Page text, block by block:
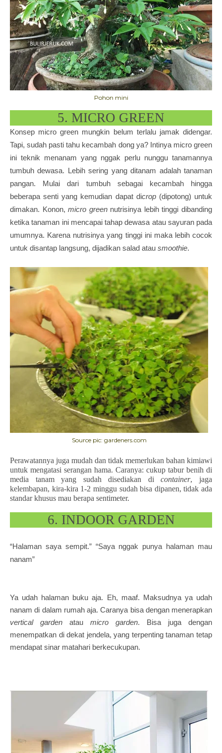
Pohon mini
5. MICRO GREEN
Konsep micro green mungkin belum terlalu jamak didengar.
Tapi, sudah pasti tahu kecambah dong ya? Intinya micro green
ini teknik menanam yang nggak perlu nunggu tanamannya
tumbuh dewasa. Lebih sering yang ditanam adalah tanaman
pangan. Mulai dari tumbuh sebagai kecambah hingga
beberapa senti yang kemudian dapat dicrop(dipotong) untuk
dimakan. Konon,micro greennutrisinya lebih tinggi dibanding
ketika tanaman ini mencapai tahap dewasa atau sayuran pada
umumnya. Karena nutrisinya yang tinggi ini maka lebih cocok
untuk disantap langsung, dijadikan salad atau smoothie.
Source pic: gardeners.com
Perawatannya juga mudah dan tidak memerlukan bahan kimiawi
untuk mengatasi serangan hama. Caranya: cukup tabur benih di
media tanam yang sudah disediakan dicontainer, jaga
kelembapan, kira-kira 1-2 minggu sudah bisa dipanen, tidak ada
standar khusus mau berapa sentimeter.
6. INDOOR GARDEN
“Halaman saya sempit.” “Saya nggak punya halaman mau
nanam”
Ya udah halaman buku aja. Eh, maaf. Maksudnya ya udah
nanam di dalam rumah aja. Caranya bisa dengan menerapkan
vertical garden atau micro garden. Bisa juga dengan
menempatkan di dekat jendela, yang terpenting tanaman tetap
mendapat sinar matahari berkecukupan.